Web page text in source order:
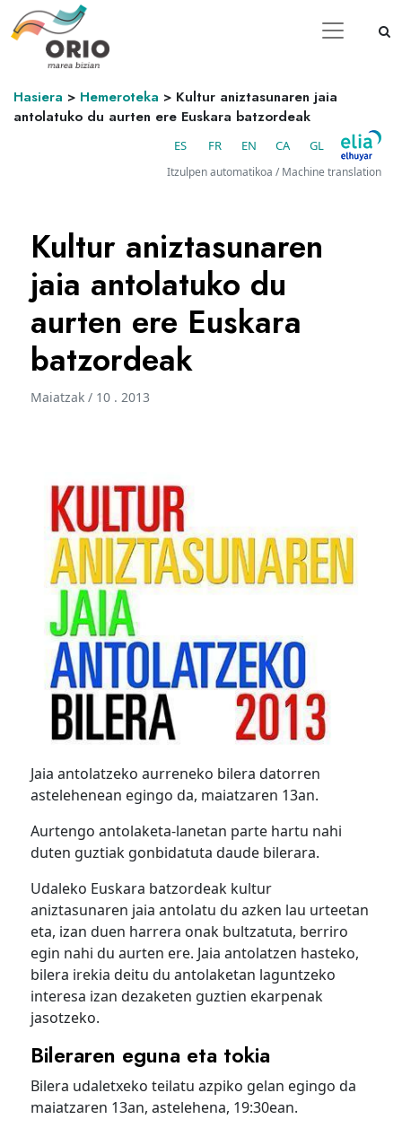
Hasiera > Hemeroteka > Kultur aniztasunaren jaia
antolatuko du aurten ere Euskara batzordeak
ES FR EN CA GL
Itzulpen automatikoa / Machine translation
Kultur aniztasunaren
jaia antolatuko du
aurten ere Euskara
batzordeak
Maiatzak / 10 . 2013
Jaia antolatzeko aurreneko bilera datorren
astelehenean egingo da, maiatzaren 13an.
Aurtengo antolaketa-lanetan parte hartu nahi
duten guztiak gonbidatuta daude bilerara.
Udaleko Euskara batzordeak kultur
aniztasunaren jaia antolatu du azken lau urteetan
eta, izan duen harrera onak bultzatuta, berriro
egin nahi du aurten ere. Jaia antolatzen hasteko,
bilera irekia deitu du antolaketan laguntzeko
interesa izan dezaketen guztien ekarpenak
jasotzeko.
Bileraren eguna eta tokia
Bilera udaletxeko teilatu azpiko gelan egingo da
maiatzaren 13an, astelehena, 19:30ean.